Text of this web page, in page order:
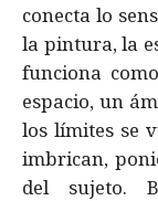
conecta lo
la pintura, la
funciona
espacio, un
los límites se
imbrican,
del sujeto.